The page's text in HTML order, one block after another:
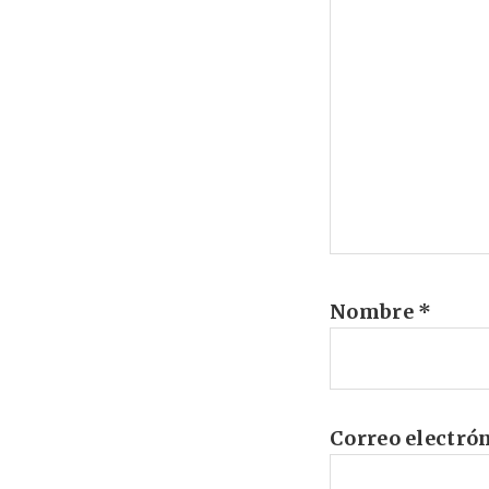
Nombre *
Correo